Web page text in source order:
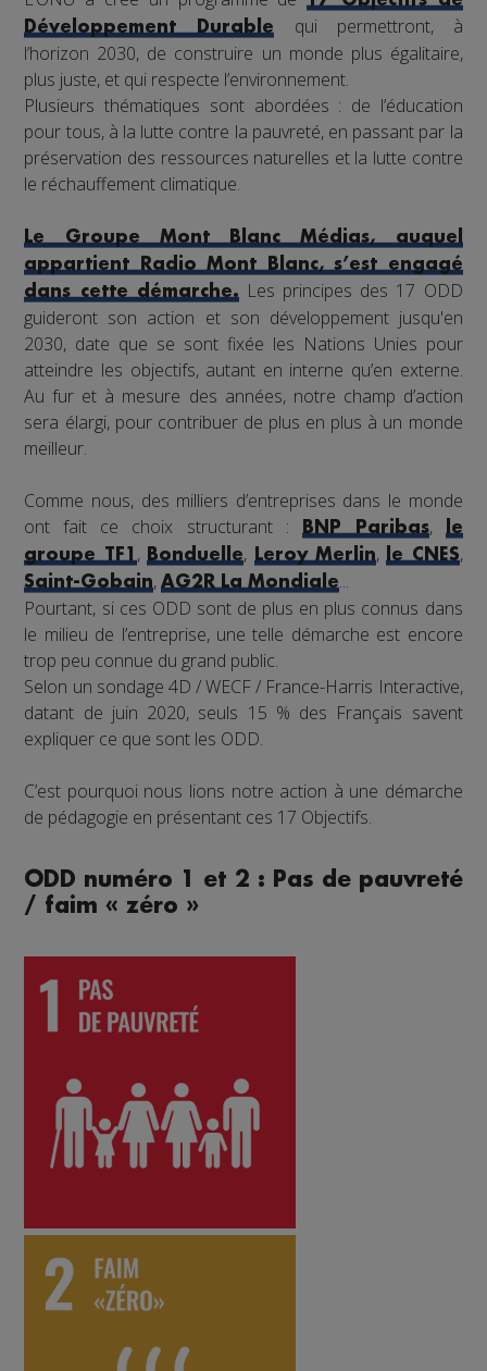
Développement Durable
qui permettront, à
l’horizon 2030, de construire un monde plus égalitaire,
plus juste, et qui respecte l’environnement.
Plusieurs thématiques sont abordées : de l’éducation
pour tous, à la lutte contre la pauvreté, en passant par la
préservation des ressources naturelles et la lutte contre
le réchauffement climatique.
Le Groupe Mont Blanc Médias, auquel
appartient Radio Mont Blanc, s’est engagé
dans cette démarche.Les principes des 17 ODD
guideront son action et son développement jusqu'en
2030, date que se sont fixée les Nations Unies pour
atteindre les objectifs, autant en interne qu’en externe.
Au fur et à mesure des années, notre champ d’action
sera élargi, pour contribuer de plus en plus à un monde
meilleur.
Comme nous, des milliers d’entreprises dans le monde
ont fait ce choix structurant :
BNP Paribas,
le
groupe TF1,Bonduelle, Leroy Merlin,le CNES,
Saint-Gobain,AG2R La Mondiale...
Pourtant, si ces ODD sont de plus en plus connus dans
le milieu de l’entreprise, une telle démarche est encore
trop peu connue du grand public.
Selon un sondage 4D / WECF / France-Harris Interactive,
datant de juin 2020, seuls 15 % des Français savent
expliquer ce que sont les ODD.
C’est pourquoi nous lions notre action à une démarche
de pédagogie en présentant ces 17 Objectifs.
ODD numéro 1 et 2 : Pas de pauvreté
/ faim « zéro »